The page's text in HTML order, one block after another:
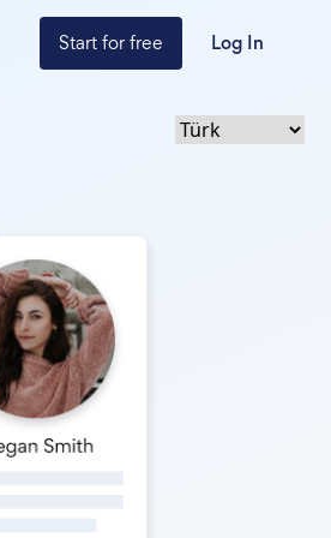
Start for free Log In